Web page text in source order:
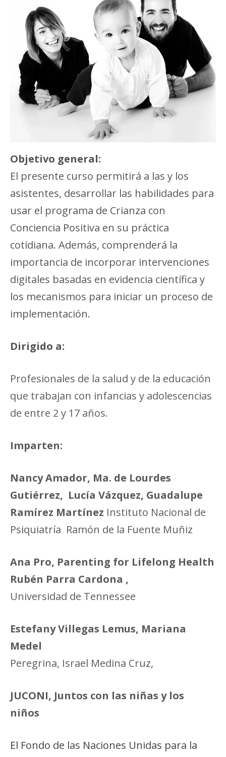
Objetivo general:
El presente curso permitirá a las y los
asistentes, desarrollar las habilidades para
usar el programa de Crianza con
Conciencia Positiva en su práctica
cotidiana. Además, comprenderá la
importancia de incorporar intervenciones
digitales basadas en evidencia científica y
los mecanismos para iniciar un proceso de
implementación.
Dirigido a:
Profesionales de la salud y de la educación
que trabajan con infancias y adolescencias
de entre 2 y 17 años.
Imparten:
Nancy Amador, Ma. de Lourdes
Gutiérrez, Lucía Vázquez, Guadalupe
Ramírez Martínez Instituto Nacional de
Psiquiatría Ramón de la Fuente Muñiz
Ana Pro, Parenting for Lifelong Health
Rubén Parra Cardona ,
Universidad de Tennessee
Estefany Villegas Lemus, Mariana
Medel
Peregrina, Israel Medina Cruz,
JUCONI, Juntos con las niñas y los
niños
El Fondo de las Naciones Unidas para la